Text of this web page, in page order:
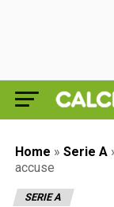
Home » Serie A
accuse
SERIE A